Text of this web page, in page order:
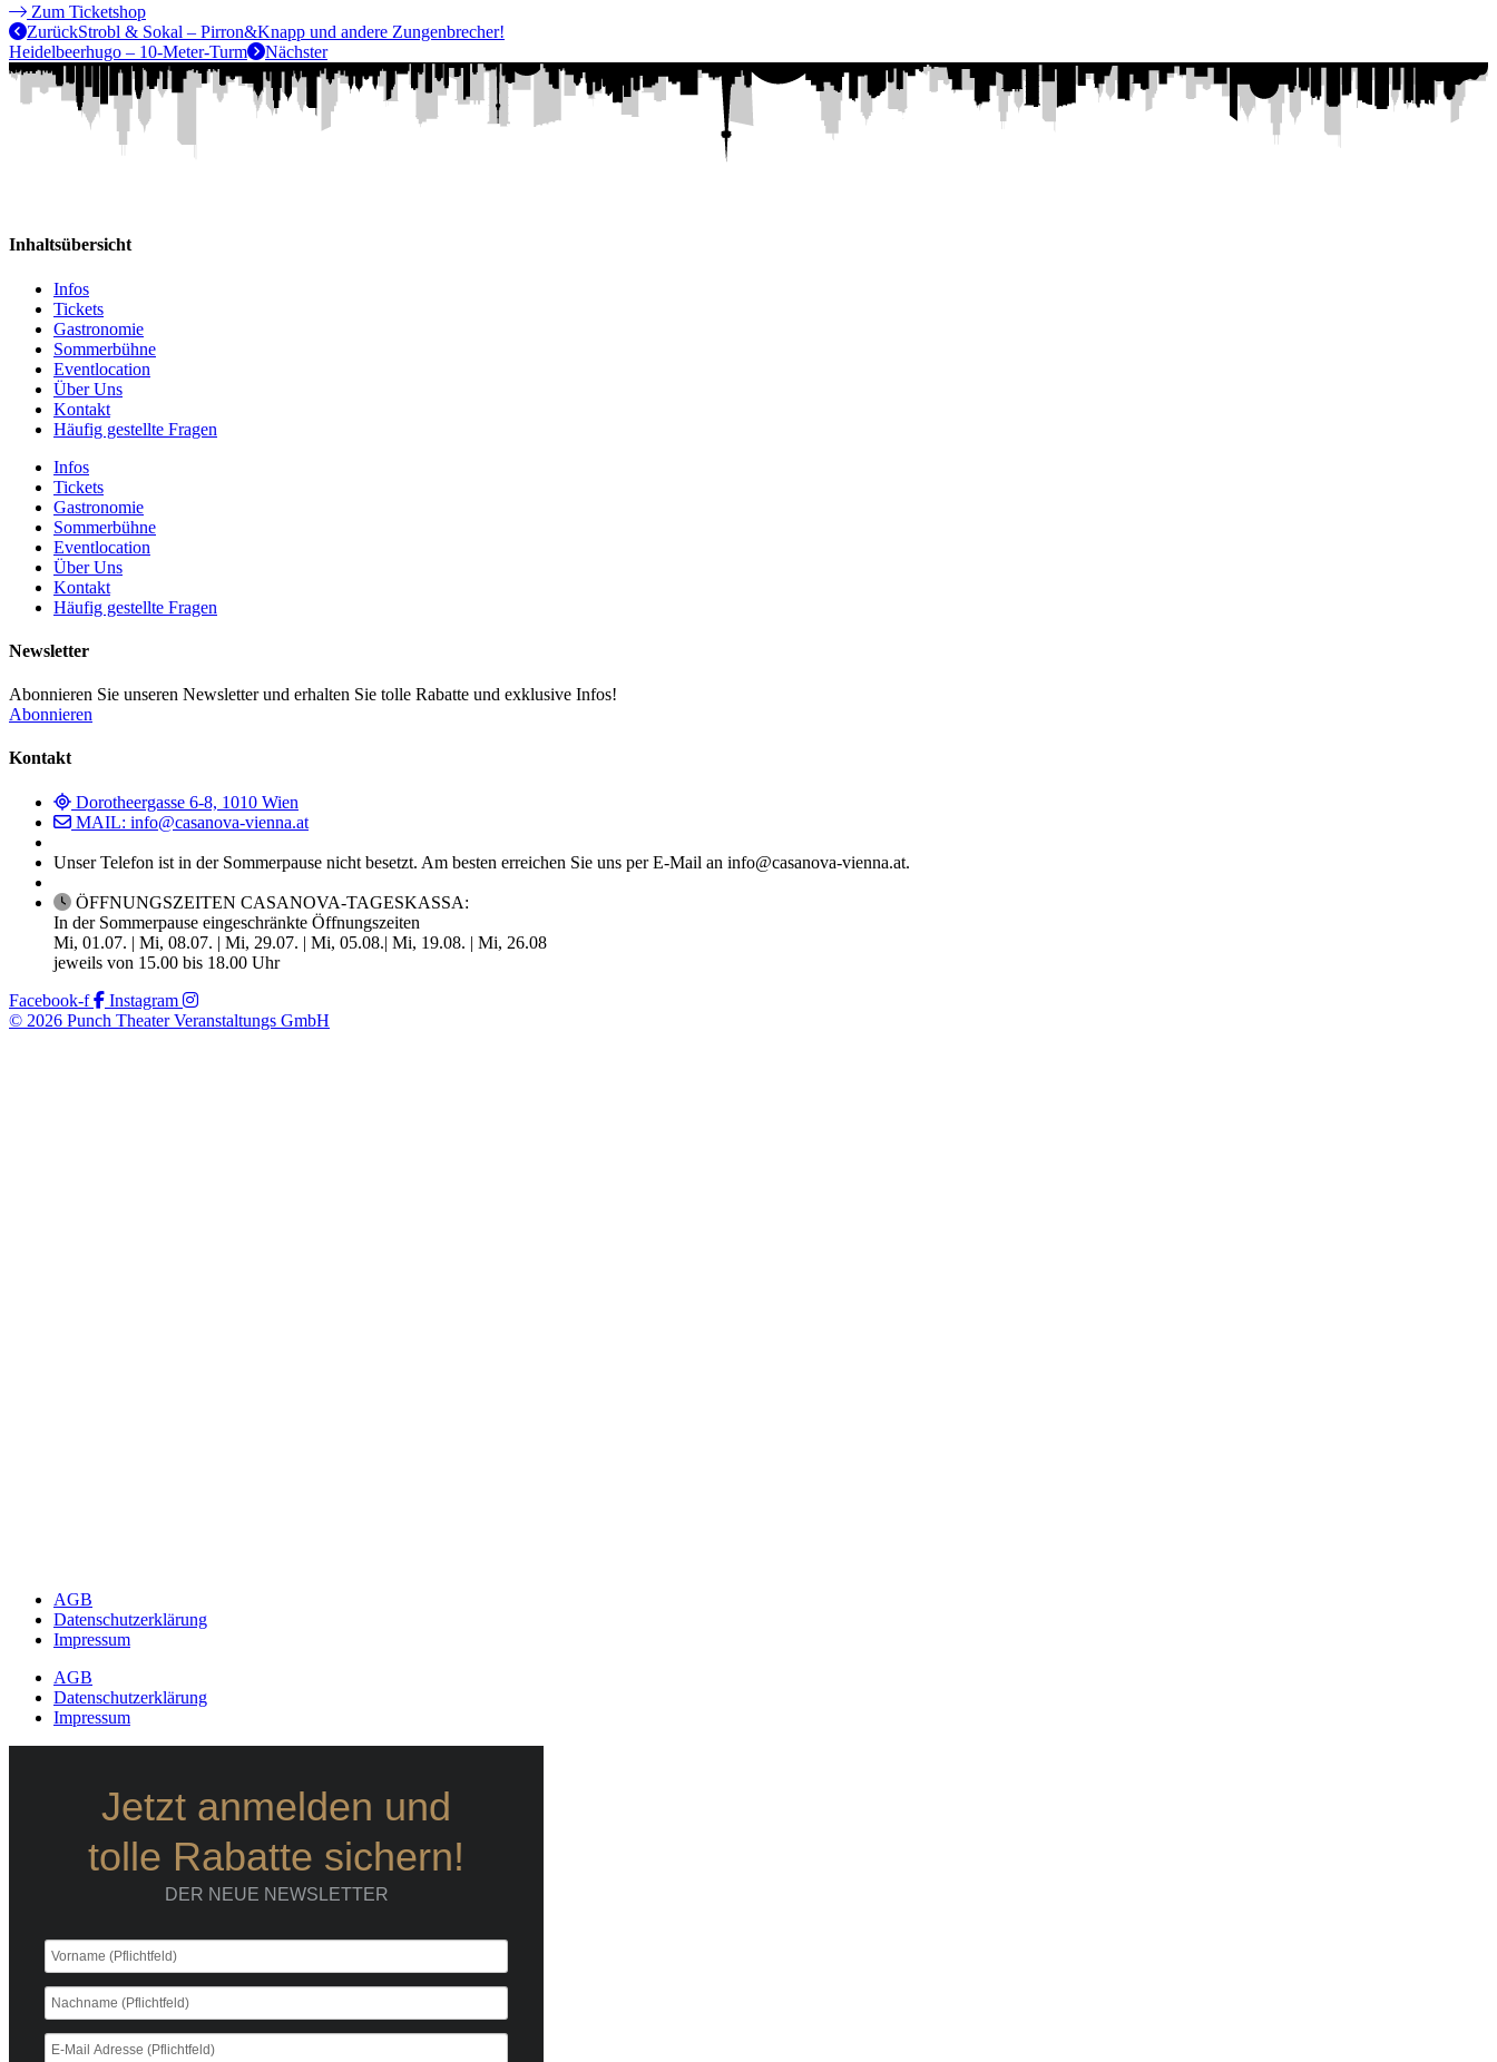
Zum Ticketshop
ZurückStrobl & Sokal – Pirron&Knapp und andere Zungenbrecher!
Heidelbeerhugo – 10-Meter-Turm
Nächster
Inhaltsübersicht
Infos
Tickets
Gastronomie
Sommerbühne
Eventlocation
Über Uns
Kontakt
Häufig gestellte Fragen
Infos
Tickets
Gastronomie
Sommerbühne
Eventlocation
Über Uns
Kontakt
Häufig gestellte Fragen
Newsletter
Abonnieren Sie unseren Newsletter und erhalten Sie tolle Rabatte und exklusive Infos!
Abonnieren
Kontakt
Dorotheergasse 6-8, 1010 Wien
MAIL: info@casanova-vienna.at
Unser Telefon ist in der Sommerpause nicht besetzt. Am besten erreichen Sie uns per E-Mail an info@casanova-vienna.at.
ÖFFNUNGSZEITEN CASANOVA-TAGESKASSA:
In der Sommerpause eingeschränkte Öffnungszeiten
Mi, 01.07. | Mi, 08.07. | Mi, 29.07. | Mi, 05.08.| Mi, 19.08. | Mi, 26.08
jeweils von 15.00 bis 18.00 Uhr
Facebook-f
Instagram
© 2026 Punch Theater Veranstaltungs GmbH
AGB
Datenschutzerklärung
Impressum
AGB
Datenschutzerklärung
Impressum
Jetzt anmelden und
tolle Rabatte sichern!
DER NEUE NEWSLETTER